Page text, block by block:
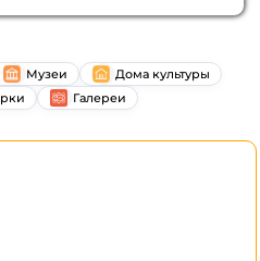
Музеи
Дома культуры
Галереи